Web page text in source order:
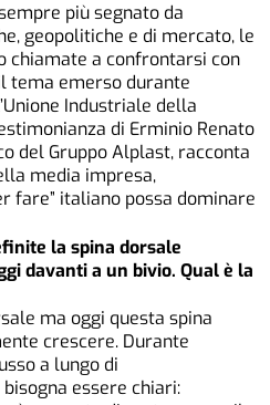
più segnato da
geopolitiche e di mercato, le
chiamate a confrontarsi con
il tema emerso durante
Industriale della
di Erminio Renato
del Gruppo Alplast, racconta
media impresa,
fare” italiano possa dominare
la spina dorsale
davanti a un bivio. Qual è la
ma oggi questa spina
crescere. Durante
a lungo di
essere chiari: